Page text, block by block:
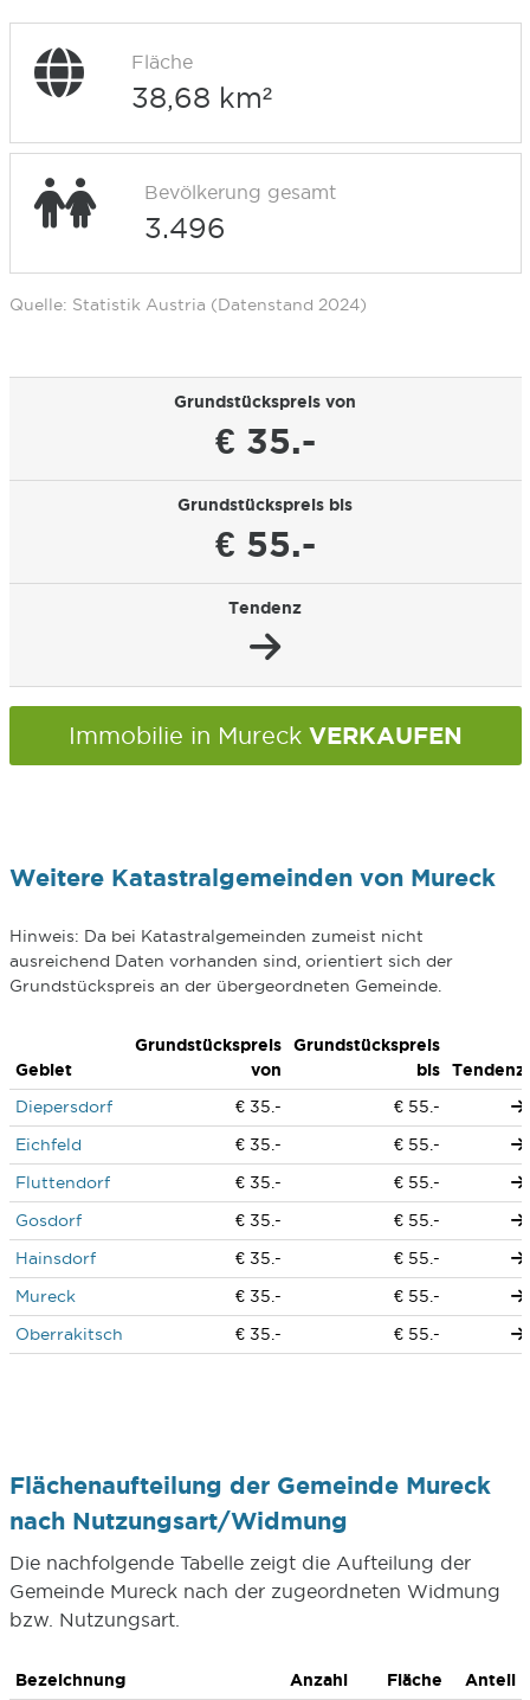
Fläche
38,68 km²
Bevölkerung gesamt
3.496
Quelle: Statistik Austria (Datenstand 2024)
Grundstückspreis von
€ 35.-
Grundstückspreis bis
€ 55.-
Tendenz
Immobilie in Mureck VERKAUFEN
Weitere Katastralgemeinden von Mureck
Hinweis: Da bei Katastralgemeinden zumeist nicht
ausreichend Daten vorhanden sind, orientiert sich der
Grundstückspreis an der übergeordneten Gemeinde.
Gebiet
Grundstückspreis
von
Grundstückspreis
bis
Tendenz
Diepersdorf
€ 35.-
€ 55.-
Eichfeld
€ 35.-
€ 55.-
Fluttendorf
€ 35.-
€ 55.-
Gosdorf
€ 35.-
€ 55.-
Hainsdorf
€ 35.-
€ 55.-
Mureck
€ 35.-
€ 55.-
Oberrakitsch
€ 35.- € 55.-
Flächenaufteilung der Gemeinde Mureck
nach Nutzungsart/Widmung
Die nachfolgende Tabelle zeigt die Aufteilung der
Gemeinde Mureck nach der zugeordneten Widmung
bzw. Nutzungsart.
Bezeichnung Anzahl Fläche Anteil